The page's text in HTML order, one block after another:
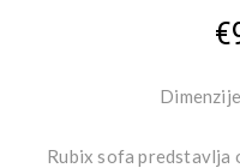
Rubix sofa predstavlja